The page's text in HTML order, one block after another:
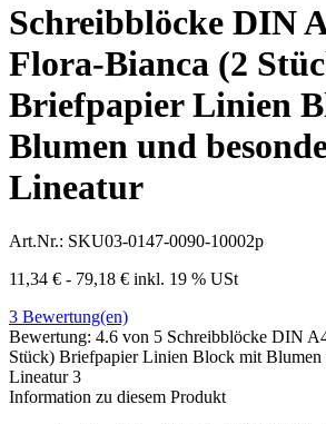
Schreibblöcke DIN
Flora-Bianca (2
Briefpapier Linien
Blumen und
Lineatur
Art.Nr.: SKU03-0147-0090-10002p
11,34 € - 79,18 € inkl. 19 % USt
3 Bewertung(en)
Bewertung: 4.6 von 5 Schreibblöcke DIN
Stück) Briefpapier Linien Block mit Blumen
Lineatur 3
Information zu diesem Produkt